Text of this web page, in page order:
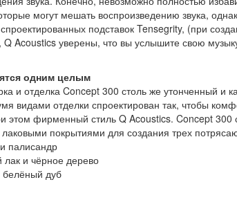
могут мешать воспроизведению звука,
подставок Tensegrity, (при
Q Acoustics уверены, что вы услышите свою
одним целым
и отделка Concept 300 столь же утонченный и
видами отделки спроектирован так, чтобы
этом фирменный стиль Q Acoustics. Concept 300
покрытиями для создания трех
палисандр
и чёрное дерево
дуб